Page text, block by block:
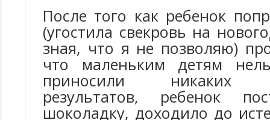
После того как ребенок
(угостила свекровь на
зная, что я не позволяю)
что маленьким детям
приносили никаких
результатов, ребенок
шоколадку, доходило до